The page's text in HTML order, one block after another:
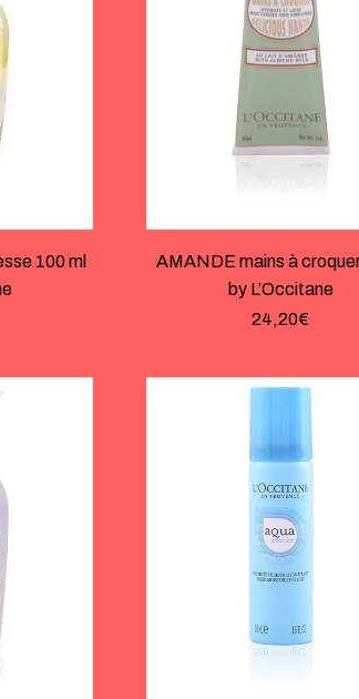
100 ml
AMANDE mains à
by L’Occitane
24,20€